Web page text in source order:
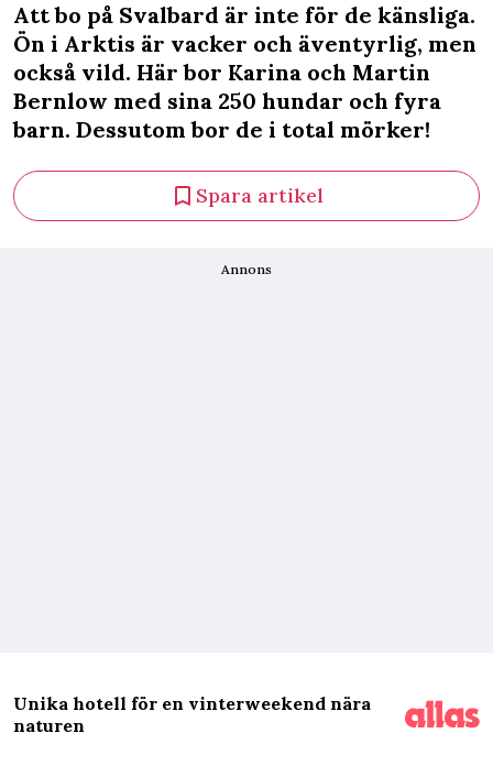
Att bo på Svalbard är inte för de känsliga.
Ön i Arktis är vacker och äventyrlig, men
också vild. Här bor Karina och Martin
Bernlow med sina 250 hundar och fyra
barn. Dessutom bor de i total mörker!
Spara artikel
Annons
Unika hotell för en vinterweekend nära
naturen